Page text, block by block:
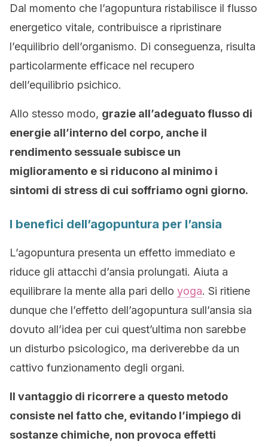
Dal momento che l’agopuntura ristabilisce il flusso
energetico vitale, contribuisce a ripristinare
l’equilibrio dell’organismo. Di conseguenza, risulta
particolarmente efficace nel recupero
dell’equilibrio psichico.
Allo stesso modo, grazie all’adeguato flusso di
energie all’interno del corpo, anche il
rendimento sessuale subisce un
miglioramento e si riducono al minimo i
sintomi di stress di cui soffriamo ogni giorno.
I benefici dell’agopuntura per l’ansia
L’agopuntura presenta un effetto immediato e
riduce gli attacchi d’ansia prolungati. Aiuta a
equilibrare la mente alla pari dello yoga. Si ritiene
dunque che l’effetto dell’agopuntura sull’ansia sia
dovuto all’idea per cui quest’ultima non sarebbe
un disturbo psicologico, ma deriverebbe da un
cattivo funzionamento degli organi.
Il vantaggio di ricorrere a questo metodo
consiste nel fatto che, evitando l’impiego di
sostanze chimiche, non provoca effetti